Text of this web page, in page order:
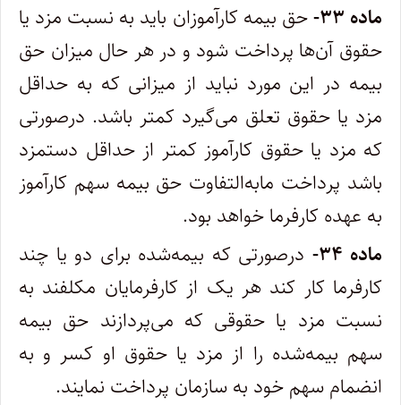
ماده ۳۳-
حق بیمه کارآموزان باید به نسبت مزد یا
حقوق آن‌ها پرداخت شود و در هر حال میزان حق
بیمه در این مورد نباید از میزانی که به حداقل
مزد یا حقوق تعلق می‌گیرد کمتر باشد. درصورتی
که مزد یا حقوق کارآموز کمتر از حداقل دستمزد
باشد پرداخت مابه‌التفاوت حق بیمه سهم کارآموز
به عهده کارفرما خواهد بود.
ماده ۳۴-
درصورتی که بیمه‌شده برای دو یا چند
کارفرما کار کند هر یک از کارفرمایان مکلفند به
نسبت مزد یا حقوقی که می‌پردازند حق بیمه
سهم بیمه‌شده را از مزد یا حقوق او کسر و به
انضمام سهم خود به سازمان پرداخت نمایند.